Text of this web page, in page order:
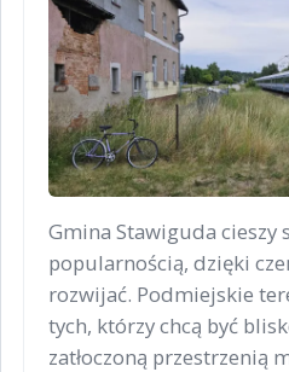
Gmina Stawiguda cieszy
popularnością, dzięki
rozwijać. Podmiejskie
tych, którzy chcą być
zatłoczoną przestrzenią